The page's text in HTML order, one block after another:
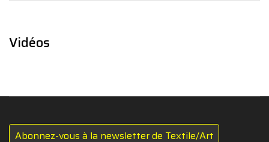
Vidéos
Abonnez-vous à la newsletter de Textile/Art